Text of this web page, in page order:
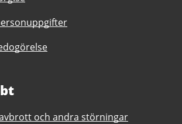
och andra störningar